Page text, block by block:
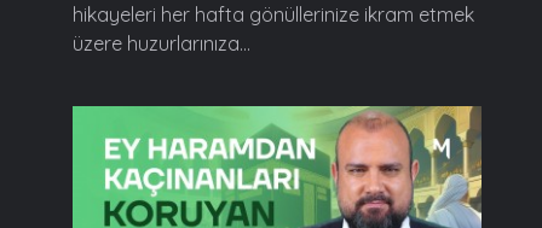
hikayeleri her hafta gönüllerinize ikram etmek
üzere huzurlarınıza...